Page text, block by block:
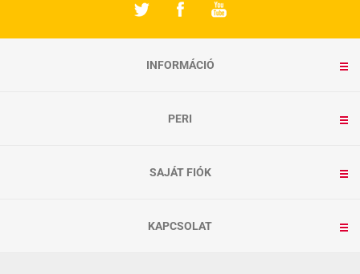
INFORMÁCIÓ
PERI
SAJÁT FIÓK
KAPCSOLAT